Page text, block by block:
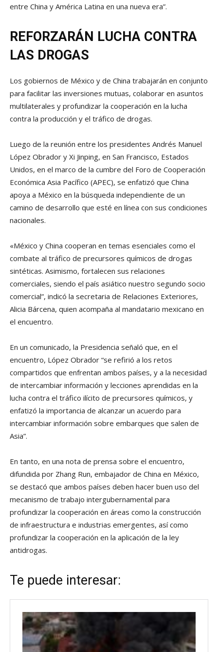
entre China y América Latina en una nueva era”.
REFORZARÁN LUCHA CONTRA
LAS DROGAS
Los gobiernos de México y de China trabajarán en conjunto
para facilitar las inversiones mutuas, colaborar en asuntos
multilaterales y profundizar la cooperación en la lucha
contra la producción y el tráfico de drogas.
Luego de la reunión entre los presidentes Andrés Manuel
López Obrador y Xi Jinping, en San Francisco, Estados
Unidos, en el marco de la cumbre del Foro de Cooperación
Económica Asia Pacífico (APEC), se enfatizó que China
apoya a México en la búsqueda independiente de un
camino de desarrollo que esté en línea con sus condiciones
nacionales.
«México y China cooperan en temas esenciales como el
combate al tráfico de precursores químicos de drogas
sintéticas. Asimismo, fortalecen sus relaciones
comerciales, siendo el país asiático nuestro segundo socio
comercial”, indicó la secretaria de Relaciones Exteriores,
Alicia Bárcena, quien acompaña al mandatario mexicano en
el encuentro.
En un comunicado, la Presidencia señaló que, en el
encuentro, López Obrador “se refirió a los retos
compartidos que enfrentan ambos países, y a la necesidad
de intercambiar información y lecciones aprendidas en la
lucha contra el tráfico ilícito de precursores químicos, y
enfatizó la importancia de alcanzar un acuerdo para
intercambiar información sobre embarques que salen de
Asia”.
En tanto, en una nota de prensa sobre el encuentro,
difundida por Zhang Run, embajador de China en México,
se destacó que ambos países deben hacer buen uso del
mecanismo de trabajo intergubernamental para
profundizar la cooperación en áreas como la construcción
de infraestructura e industrias emergentes, así como
profundizar la cooperación en la aplicación de la ley
antidrogas.
Te puede interesar: